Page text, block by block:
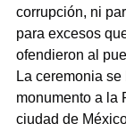
corrupción, ni
para excesos
ofendieron al
La ceremonia
monumento a la
ciudad de